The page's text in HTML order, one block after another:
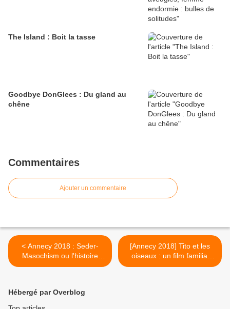
The Island : Boit la tasse
Goodbye DonGlees : Du gland au
chêne
Commentaires
Ajouter un commentaire
< Annecy 2018 : Seder-
Masochism ou l'histoire
religieuse revisitée avec
[Annecy 2018] Tito et les
oiseaux : un film familial
mitigé >
Hébergé par Overblog